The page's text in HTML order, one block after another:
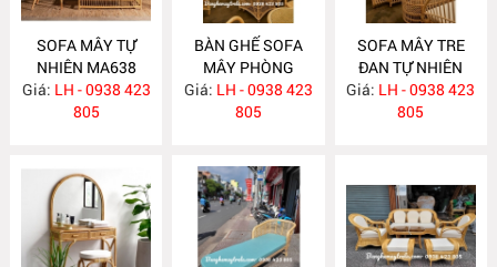
SOFA MÂY TỰ
NHIÊN MA638
Giá: LH - 0938 423
805
BÀN GHẾ SOFA
MÂY PHÒNG
KHÁCH HIỆN ĐẠI
MA637
Giá: LH - 0938 423
805
SOFA MÂY TRE
ĐAN TỰ NHIÊN
MA636
Giá: LH - 0938 423
805